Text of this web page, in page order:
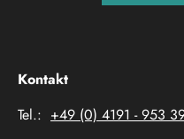
Kontakt
Tel.: +49 (0) 4191 - 953